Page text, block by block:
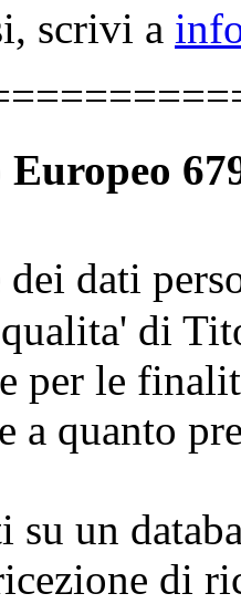
scrivi a
dei dati
di
per le
a quanto
un
di